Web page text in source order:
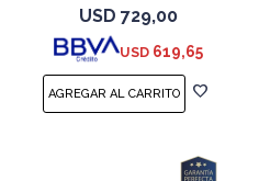
120U 512GB
USD 729,00
USD 619,65